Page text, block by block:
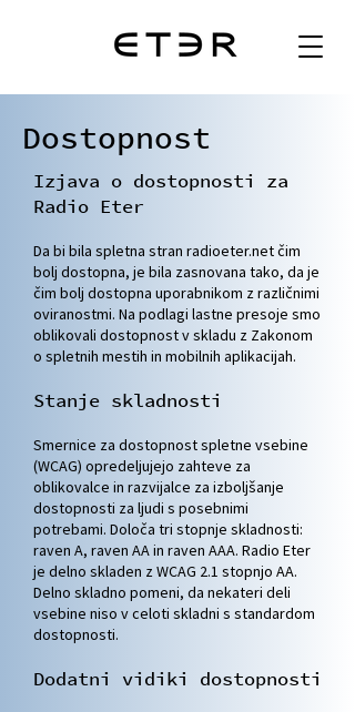
Dostopnost
Izjava o dostopnosti za
Radio Eter
Da bi bila spletna stran radioeter.net čim
bolj dostopna, je bila zasnovana tako, da je
čim bolj dostopna uporabnikom z različnimi
oviranostmi. Na podlagi lastne presoje smo
oblikovali dostopnost v skladu z Zakonom
o spletnih mestih in mobilnih aplikacijah.
Stanje skladnosti
Smernice za dostopnost spletne vsebine
(WCAG) opredeljujejo zahteve za
oblikovalce in razvijalce za izboljšanje
dostopnosti za ljudi s posebnimi
potrebami. Določa tri stopnje skladnosti:
raven A, raven AA in raven AAA. Radio Eter
je delno skladen z WCAG 2.1 stopnjo AA.
Delno skladno pomeni, da nekateri deli
vsebine niso v celoti skladni s standardom
dostopnosti.
Dodatni vidiki dostopnosti